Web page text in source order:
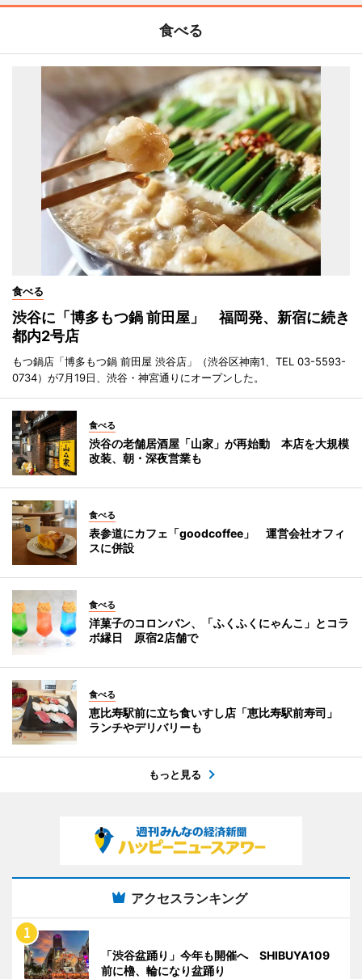
食べる
食べる
渋谷に「博多もつ鍋 前田屋」 福岡発、新宿に続き
都内2号店
もつ鍋店「博多もつ鍋 前田屋 渋谷店」（渋谷区神南1、TEL 03-5593-
0734）が7月19日、渋谷・神宮通りにオープンした。
食べる
渋谷の老舗居酒屋「山家」が再始動 本店を大規模
改装、朝・深夜営業も
食べる
表参道にカフェ「goodcoffee」 運営会社オフィ
スに併設
食べる
洋菓子のコロンバン、「ふくふくにゃんこ」とコラ
ボ縁日 原宿2店舗で
食べる
恵比寿駅前に立ち食いすし店「恵比寿駅前寿司」
ランチやデリバリーも
もっと見る
アクセスランキング
「渋谷盆踊り」今年も開催へ SHIBUYA109
前に櫓、輪になり盆踊り